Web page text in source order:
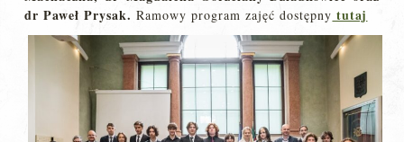
dr Paweł Prysak.Ramowy program zajęć dostępny tutaj